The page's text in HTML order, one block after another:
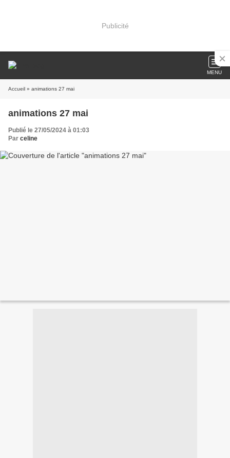
Publicité
MENU
Accueil » animations 27 mai
animations 27 mai
Publié le 27/05/2024 à 01:03
Par celine